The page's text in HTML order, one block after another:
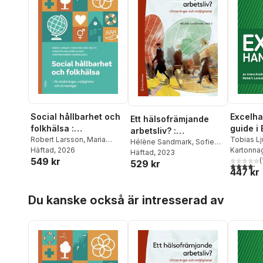
Social hållbarhet och
folkhälsa :
förutsättningar,
möjligheter och
utmaningar
Robert Larsson, Maria
Norfjord van Zyl
Hellström-Olsson
Häftad, 2026
549 kr
Ett hälsofrämjande
arbetsliv? :
utmaningar och
möjligheter
Hélène Sandmark, Sofie
Bjärntoft,Gisela
Bäcklander
Rosander
Rosengren,Maria
Häftad, 2023
529 kr
guide i
Tobias
Larsson,
4,2utav 5(
447 kr
Du kanske också är intresserad av